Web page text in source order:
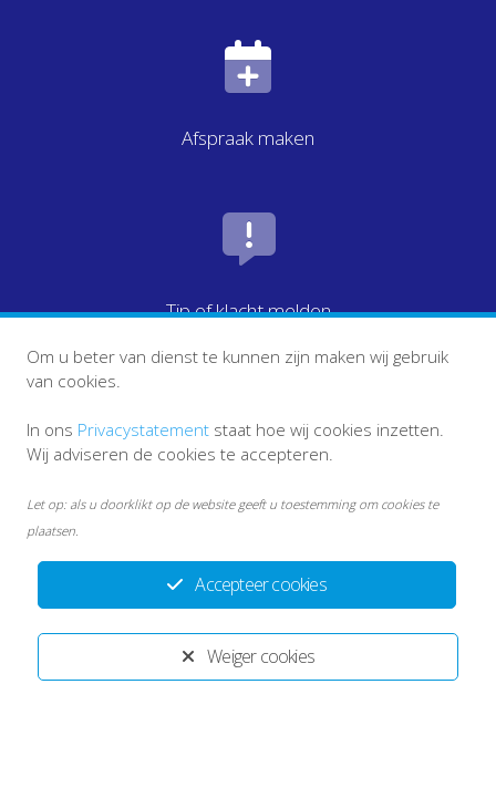
Afspraak maken
Tip of klacht melden
Weiger cookies
Accepteer cookies
Om u beter van dienst te kunnen zijn maken wij gebruik
van cookies.
In ons Privacystatement staat hoe wij cookies inzetten.
Wij adviseren de cookies te accepteren.
Let op: als u doorklikt op de website geeft u toestemming om cookies te
plaatsen.